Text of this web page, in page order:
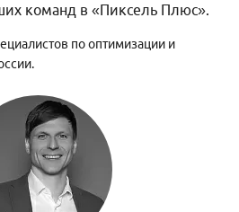
команд в «Пиксель Плюс».
по оптимизации и